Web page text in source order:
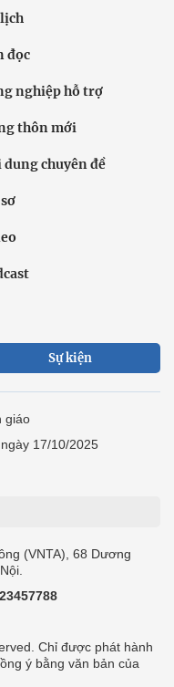
đọc
nghiệp hỗ trợ
thôn mới
dung chuyên đề
Sự kiện
giáo
17/10/2025
(VNTA), 68 Dương
Chỉ được phát hành
ý bằng văn bản của